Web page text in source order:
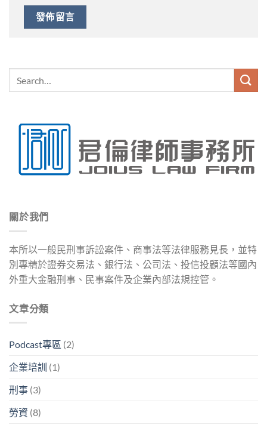
關於我們
本所以一般民刑事訴訟案件、商事法等法律服務見長，並特
別專精於證券交易法、銀行法、公司法、投信投顧法等國內
外重大金融刑事、民事案件及企業內部法規控管。
文章分類
Podcast專區 (2)
企業培訓 (1)
刑事 (3)
勞資 (8)